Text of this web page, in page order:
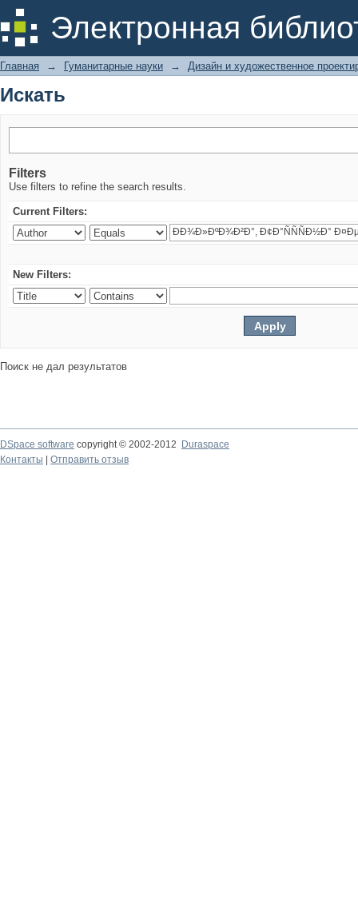
Электронная
Искать
Главная → Гуманитарные науки → Дизайн и художественное
Искать
Filters
Use filters to refine the search results.
Current Filters:
New Filters:
Поиск не дал результатов
DSpace software copyright © 2002-2012
Duraspace
Контакты
Отправить отзыв